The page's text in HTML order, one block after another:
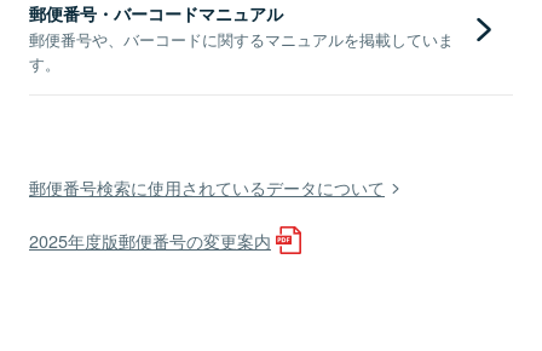
郵便番号・バーコードマニュアル
郵便番号や、バーコードに関するマニュアルを掲載していま
す。
郵便番号検索に使用されているデータについて
2025年度版郵便番号の変更案内